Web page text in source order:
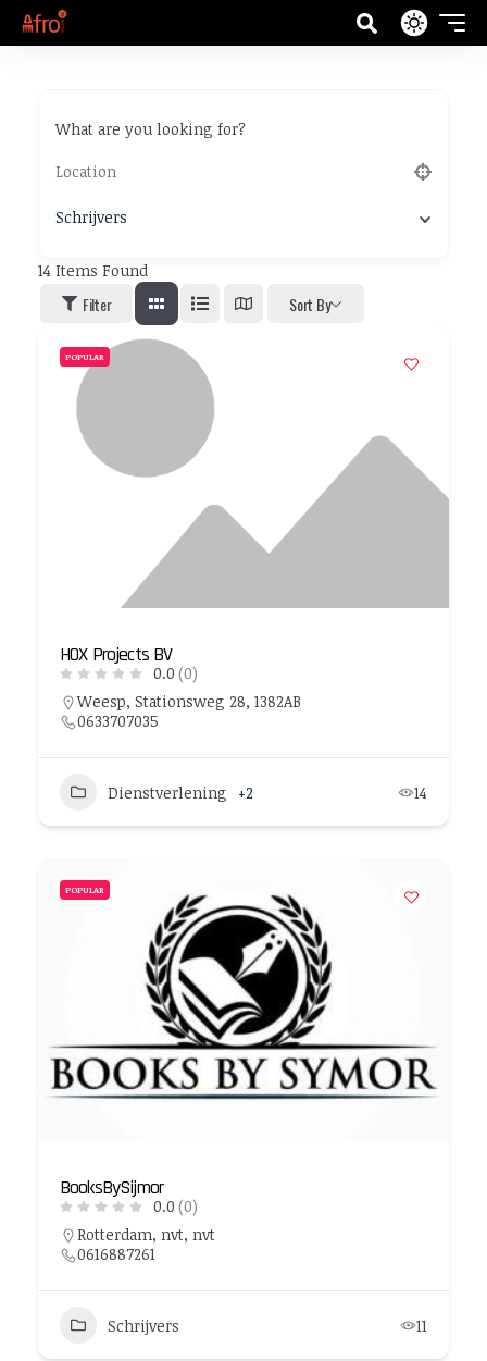
What are you looking for?
Schrijvers
14 Items Found
Filter Sort By
POPULAR
HOX Projects BV
0.0 (0)
Weesp, Stationsweg 28, 1382AB
0633707035
Dienstverlening +2 14
POPULAR
BooksBySijmor
0.0 (0)
Rotterdam, nvt, nvt
0616887261
Schrijvers 11